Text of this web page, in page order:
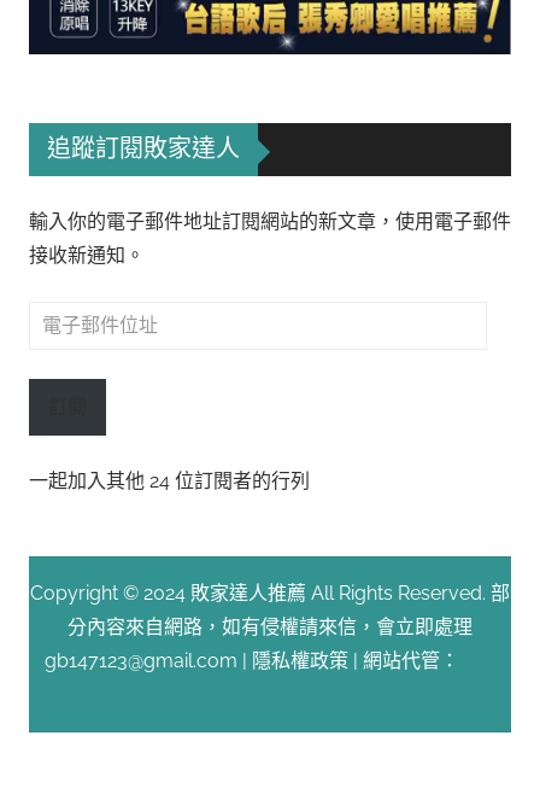
追蹤訂閱敗家達人
輸入你的電子郵件地址訂閱網站的新文章，使用電子郵件
接收新通知。
電
郵
址
一起加入其他 24 位訂閱者的行列
Copyright © 2024 敗家達人推薦 All Rights Reserved. 部
分內容來自網路，如有侵權請來信，會立即處理
gb147123@gmail.com |
隱私權政策 | 網站代管：